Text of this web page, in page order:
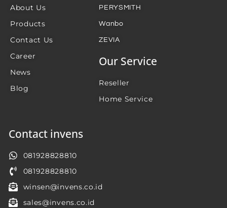
About Us
Products
Contact Us
Career
News
Blog
PERYSMITH
Wanbo
ZEVIA
Our Service
Reseller
Home Service
Contact invens
081928828810
081928828810
winsen@invens.co.id
sales@invens.co.id